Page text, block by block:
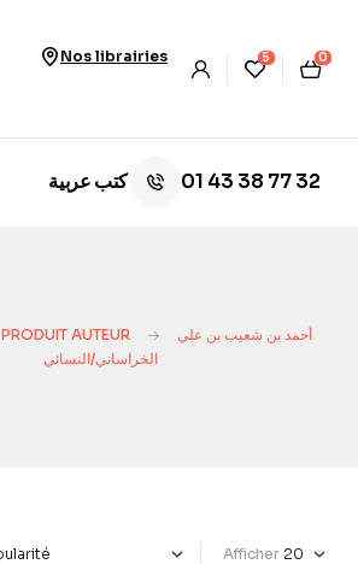
Nos librairies 5 0
كتب عربية 01 43 38 77 32
PRODUIT AUTEUR
أحمد بن شعيب بن علي
الخراساني/النسائي
Afficher